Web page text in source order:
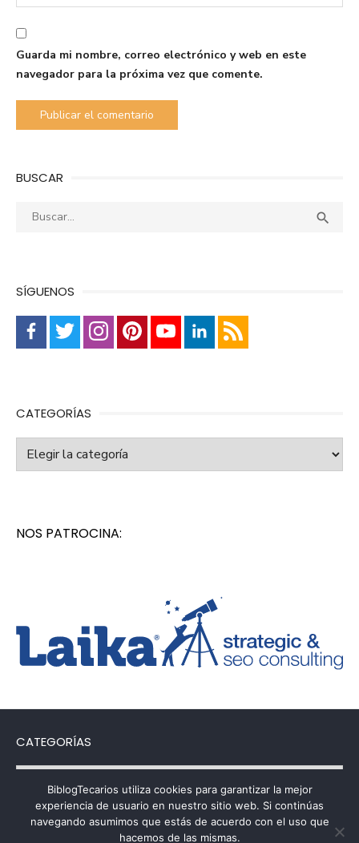
Guarda mi nombre, correo electrónico y web en este
navegador para la próxima vez que comente.
BUSCAR
Buscar: 
SÍGUENOS
CATEGORÍAS
Categorías
NOS PATROCINA:
CATEGORÍAS
Categorías
BiblogTecarios utiliza cookies para garantizar la mejor
experiencia de usuario en nuestro sitio web. Si continúas
navegando asumimos que estás de acuerdo con el uso que
hacemos de las mismas.